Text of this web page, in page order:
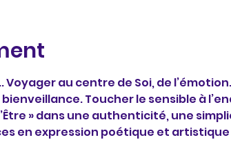
Voyager au centre de Soi, de
Toucher le sensible à
» dans une authenticité, une
en expression poétique et